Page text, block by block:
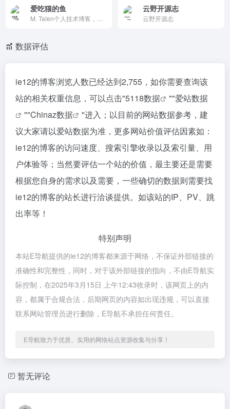
爱吃猫的鱼 云野开源志
云野开源志
数据评估
ie12的博客浏览人数已经达到2,755，如你需要查询该
站的相关权重信息，可以点击"5118数据 ""爱站数据
""Chinaz数据
"进入；以目前的网站数据参考，建
议大家请以爱站数据为准，更多网站价值评估因素如：
ie12的博客的访问速度、搜索引擎收录以及索引量、用
户体验等；当然要评估一个站的价值，最主要还是需要
根据您自身的需求以及需要，一些确切的数据则需要找
ie12的博客的站长进行洽谈提供。如该站的IP、PV、跳
出率等！
特别声明
本站E导航提供的ie12的博客都来源于网络，不保证外部链接的
准确性和完整性，同时，对于该外部链接的指向，不由E导航实
际控制，在2025年3月15日 上午12:43收录时，该网页上的内
容，都属于合规合法，后期网页的内容如出现违规，可以直接
联系网站管理员进行删除，E导航不承担任何责任。
E导航致力于优质、实用的网络站点资源收集与分享！
暂无评论